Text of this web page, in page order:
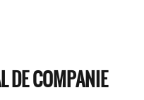
DE COMPANIE